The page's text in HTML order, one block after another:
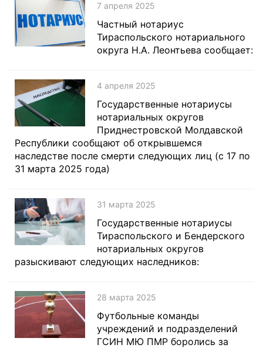
7 апреля 2025
Частный нотариус
Тираспольского нотариального
округа Н.А. Леонтьева сообщает:
4 апреля 2025
Государственные нотариусы
нотариальных округов
Приднестровской Молдавской
Республики сообщают об открывшемся
наследстве после смерти следующих лиц (с 17 по
31 марта 2025 года)
31 марта 2025
Государственные нотариусы
Тираспольского и Бендерского
нотариальных округов
разыскивают следующих наследников:
28 марта 2025
Футбольные команды
учреждений и подразделений
ГСИН МЮ ПМР боролись за